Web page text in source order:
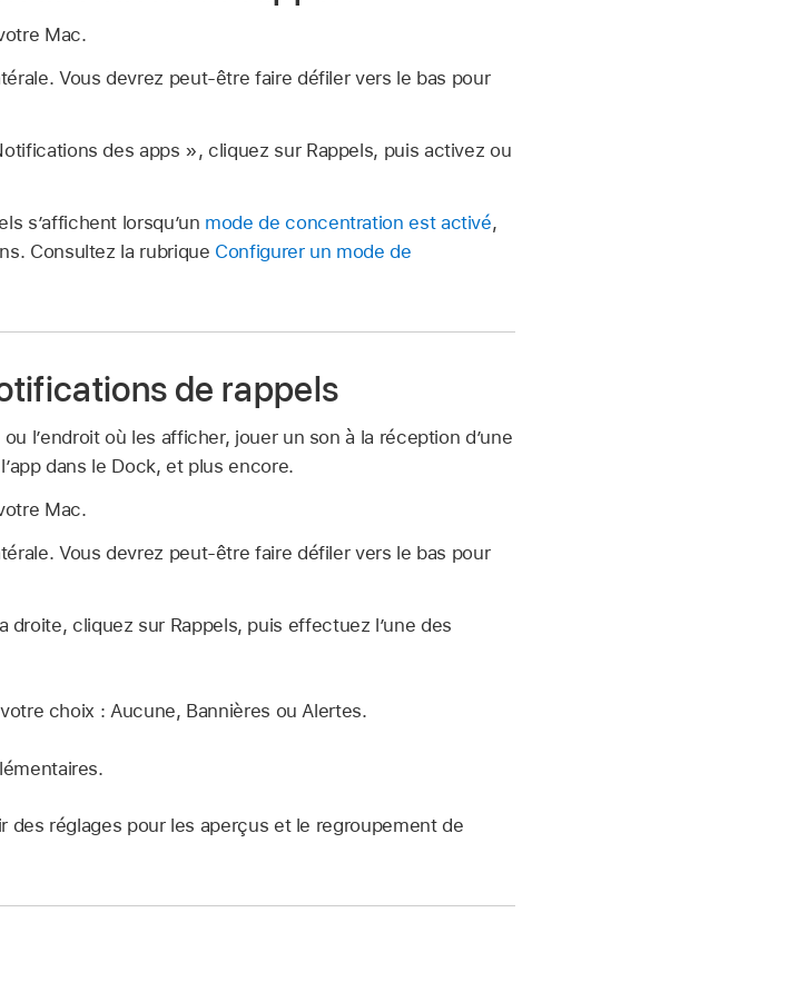
Mac.
Vous devrez peut-être faire défiler vers le bas pour
des apps », cliquez sur Rappels, puis activez ou
s’affichent lorsqu’un mode de concentration est activé,
Consultez la rubrique Configurer un mode de
de rappels
l’endroit où les afficher, jouer un son à la réception d’une
dans le Dock, et plus encore.
Mac.
Vous devrez peut-être faire défiler vers le bas pour
cliquez sur Rappels, puis effectuez l’une des
choix : Aucune, Bannières ou Alertes.
des réglages pour les aperçus et le regroupement de